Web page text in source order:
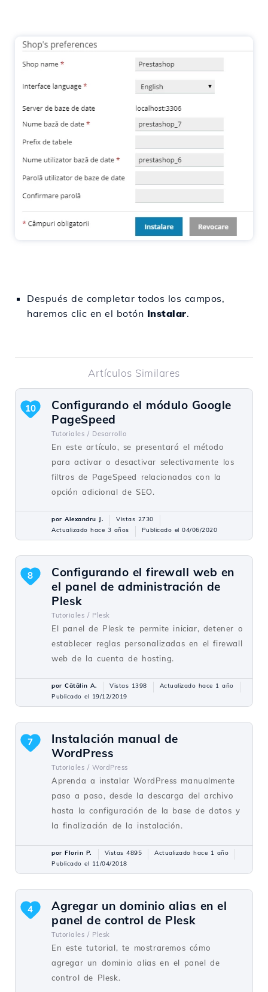
Después de completar todos los campos,
haremos clic en el botón Instalar.
Artículos Similares
Configurando el módulo Google
PageSpeed
Tutoriales / Desarrollo
En este artículo, se presentará el método
para activar o desactivar selectivamente los
filtros de PageSpeed relacionados con la
opción adicional de SEO.
10
por Alexandru J.
Vistas 2730
Actualizado hace 3 años
Publicado el 04/06/2020
Configurando el firewall web en
el panel de administración de
Plesk
Tutoriales / Plesk
El panel de Plesk te permite iniciar, detener o
establecer reglas personalizadas en el firewall
web de la cuenta de hosting.
8
por Cătălin A. Vistas 1398
Actualizado hace 1 año
Publicado el 19/12/2019
Instalación manual de
WordPress
Tutoriales / WordPress
Aprenda a instalar WordPress manualmente
paso a paso, desde la descarga del archivo
hasta la configuración de la base de datos y
la finalización de la instalación.
7
por Florin P. Vistas 4895
Actualizado hace 1 año
Publicado el 11/04/2018
Agregar un dominio alias en el
panel de control de Plesk
Tutoriales / Plesk
En este tutorial, te mostraremos cómo
agregar un dominio alias en el panel de
control de Plesk.
4